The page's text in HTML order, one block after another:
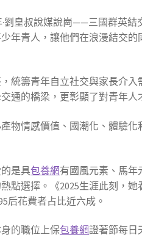
劉皇叔說媒說崗——三國群英
年青人，讓他們在浪漫結交的
統籌青年自立社交與家長介
通的橋梁，更彰顯了對青年人
物情感價值、‌國潮化‌、‌體驗
是具包養網有國風元素、馬年
點選擇。《2025生涯此刻，
后花費者占比近六成。
的職位上保包養網證著節每日